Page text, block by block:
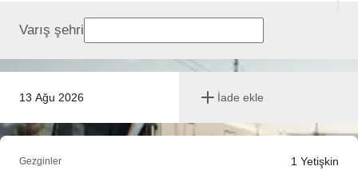
13 Ağu 2026 İade ekle
Varış şehri
Gezginler 1 Yetişkin